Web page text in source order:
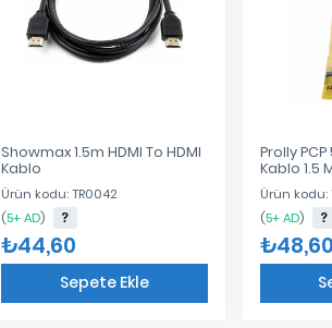
Showmax 1.5m HDMI To HDMI
Kablo
Ürün kodu: TR0042
(5+ AD)
₺44,60
Sepete Ekle
Prolly
Kablo 1.5
Ürün kodu:
(5+ AD)
₺48,60